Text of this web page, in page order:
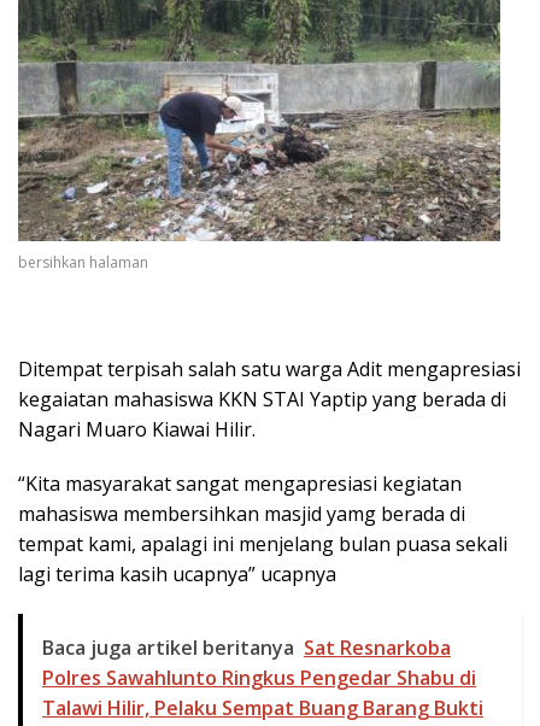
bersihkan halaman
Ditempat terpisah salah satu warga Adit mengapresiasi
kegaiatan mahasiswa KKN STAI Yaptip yang berada di
Nagari Muaro Kiawai Hilir.
“Kita masyarakat sangat mengapresiasi kegiatan
mahasiswa membersihkan masjid yamg berada di
tempat kami, apalagi ini menjelang bulan puasa sekali
lagi terima kasih ucapnya” ucapnya
Baca juga artikel beritanya Sat Resnarkoba
Polres Sawahlunto Ringkus Pengedar Shabu di
Talawi Hilir, Pelaku Sempat Buang Barang Bukti